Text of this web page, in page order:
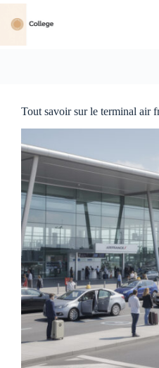
Passer
contenu
Tout savoir sur le terminal air